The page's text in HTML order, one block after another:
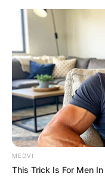
MEDVI
This Trick Is For Men